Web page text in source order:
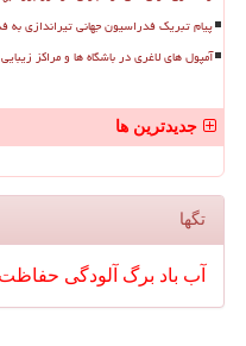
پیام تبریک فدراسیون جهانی تیراندازی به
آمپول های لاغری در باشگاه ها و مراکز زیبایی
جدیدترین ها
تگها
آب باد برگ آلودگی حفاظت